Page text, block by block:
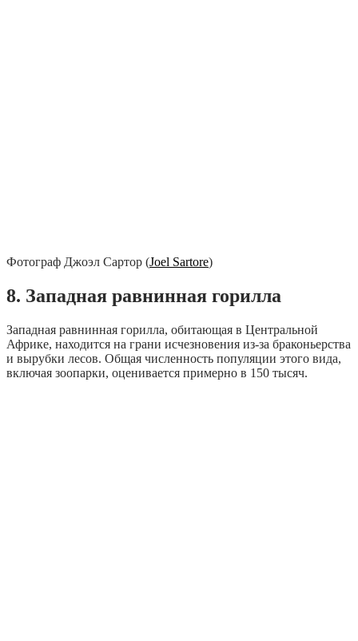
Фотограф Джоэл Сартор (Joel Sartore)
8. Западная равнинная горилла
Западная равнинная горилла, обитающая в Центральной
Африке, находится на грани исчезновения из-за браконьерства
и вырубки лесов. Общая численность популяции этого вида,
включая зоопарки, оценивается примерно в 150 тысяч.